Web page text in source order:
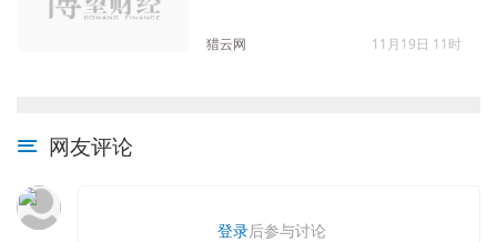
猎云网 11月19日 11时
网友评论
登录后参与讨论